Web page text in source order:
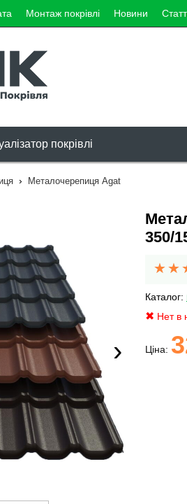
Монтаж покрівлі Новини
покрівлі
› Металочерепиця Agat
›
350/
Каталог:
Нет в
Ціна: